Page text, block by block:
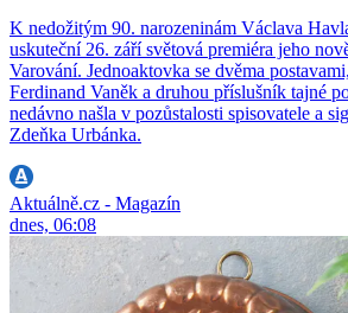
K nedožitým 90. narozeninám Václava
uskuteční 26. září světová premiéra jeho
Varování. Jednoaktovka se dvěma
Ferdinand Vaněk a druhou příslušník tajné
nedávno našla v pozůstalosti spisovatele a
Zdeňka Urbánka.
Aktuálně.cz - Magazín
dnes, 06:08